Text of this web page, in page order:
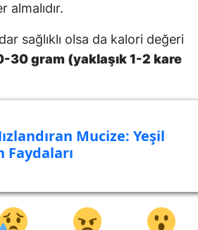
Düzce
sağlıklı olsa da kalori değeri
30 gram (yaklaşık 1-2 kare
Mucize: Yeşil
Faydaları